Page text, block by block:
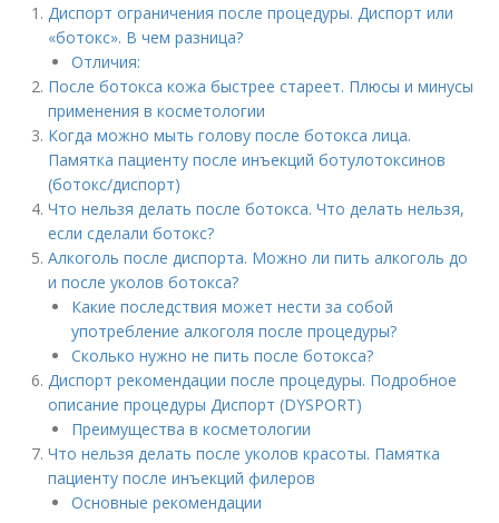
Диспорт ограничения после процедуры. Диспорт или
«ботокс». В чем разница?
Отличия:
После ботокса кожа быстрее стареет. Плюсы и минусы
применения в косметологии
Когда можно мыть голову после ботокса лица.
Памятка пациенту после инъекций ботулотоксинов
(ботокс/диспорт)
Что нельзя делать после ботокса. Что делать нельзя,
если сделали ботокс?
Алкоголь после диспорта. Можно ли пить алкоголь до
и после уколов ботокса?
Какие последствия может нести за собой
употребление алкоголя после процедуры?
Сколько нужно не пить после ботокса?
Диспорт рекомендации после процедуры. Подробное
описание процедуры Диспорт (DYSPORT)
Преимущества в косметологии
Что нельзя делать после уколов красоты. Памятка
пациенту после инъекций филеров
Основные рекомендации